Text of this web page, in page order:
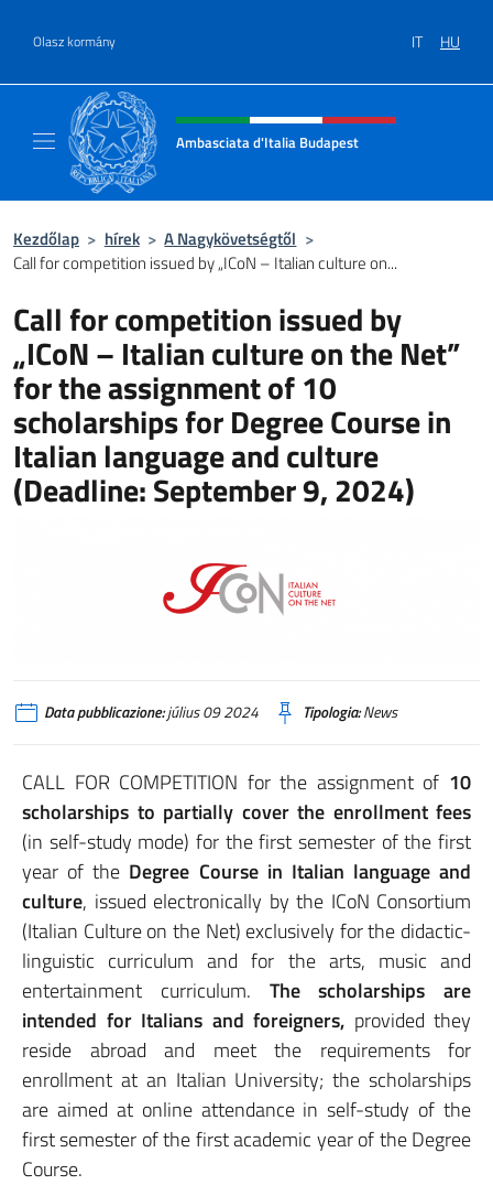
Olasz kormány IT HU
Intestazione sito, social e menù
Ambasciata d'Italia Budapest
Kezdőlap > hírek > A Nagykövetségtől >
Call for competition issued by „ICoN – Italian culture on...
Call for competition issued by
„ICoN – Italian culture on the Net”
for the assignment of 10
scholarships for Degree Course in
Italian language and culture
(Deadline: September 9, 2024)
Data pubblicazione:július 09 2024 Tipologia:News
CALL FOR COMPETITION for the assignment of 10
scholarships to partially cover the enrollment fees
(in self-study mode) for the first semester of the first
year of the Degree Course in Italian language and
culture, issued electronically by the ICoN Consortium
(Italian Culture on the Net) exclusively for the didactic-
linguistic curriculum and for the arts, music and
entertainment curriculum. The scholarships are
intended for Italians and foreigners, provided they
reside abroad and meet the requirements for
enrollment at an Italian University; the scholarships
are aimed at online attendance in self-study of the
first semester of the first academic year of the Degree
Course.